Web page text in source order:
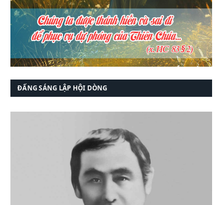
ĐẤNG SÁNG LẬP HỘI DÒNG